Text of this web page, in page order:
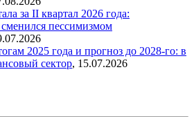
за II квартал 2026 года:
пессимизмом
2025 года и прогноз до 2028-го: в
сектор, 15.07.2026